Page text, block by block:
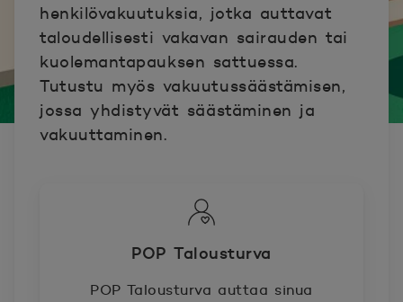
henkilövakuutuksia, jotka auttavat
taloudellisesti vakavan sairauden tai
kuolemantapauksen sattuessa.
Tutustu myös vakuutussäästämisen,
jossa yhdistyvät säästäminen ja
vakuuttaminen.
POP Talousturva
POP Talousturva auttaa sinua